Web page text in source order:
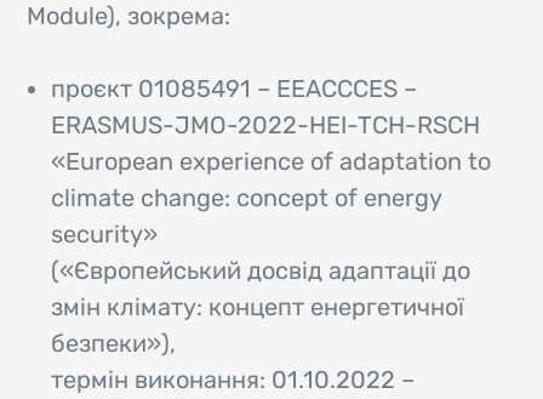
Module), зокрема:
проєкт 01085491 – EEACCCES –
ERASMUS-JMO-2022-HEI-TCH-RSCH
«European experience of adaptation to
climate change: concept of energy
security»
(«Європейський досвід адаптації до
змін клімату: концепт енергетичної
безпеки»),
термін виконання: 01.10.2022 –